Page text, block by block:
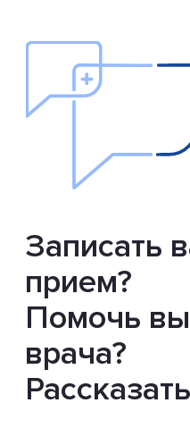
Записать
прием?
Помочь
врача?